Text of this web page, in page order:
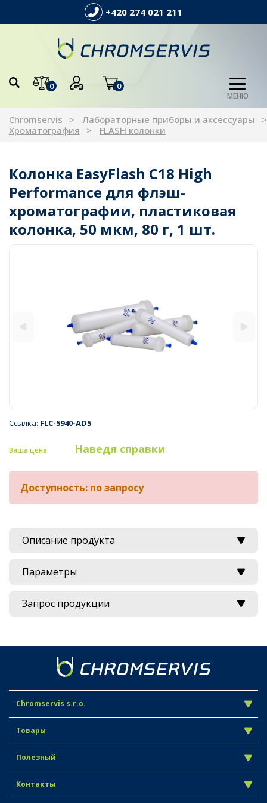
+420 274 021 211
0 0
МЕНЮ
Chromservis
Лабораторные приборы и аксессуары
Хроматография
FLASH колонки
Колонка EasyFlash C18 High
Performance для флэш-
хроматографии, пластиковая
колонка, 50 мкм, 80 г, 1 шт.
Ссылка: FLC-5940-AD5
Ваша цена Наведя справки
Доступность: по запросу
Описание продукта
Параметры
Запрос продукции
Chromservis s.r.o.
Товары
Полезный
Контакты